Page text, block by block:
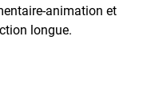
animation et
longue.